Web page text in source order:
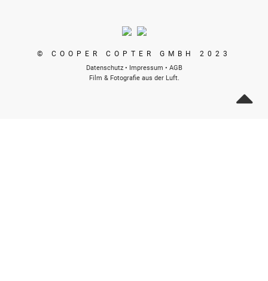
© COOPER COPTER GMBH 2023
Datenschutz• Impressum • AGB
Film & Fotografie aus der Luft.